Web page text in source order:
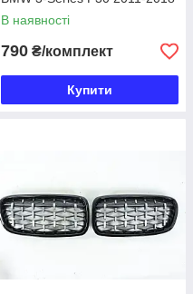
В наявності
790 ₴/комплект
Купити